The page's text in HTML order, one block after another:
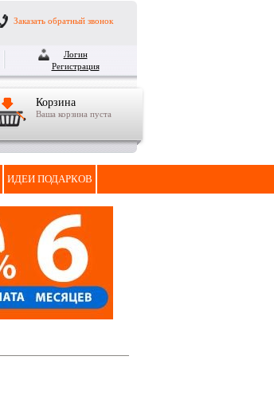
Заказать обратный звонок
Логин
Регистрация
Корзина
Ваша корзина пуста
ИДЕИ ПОДАРКОВ